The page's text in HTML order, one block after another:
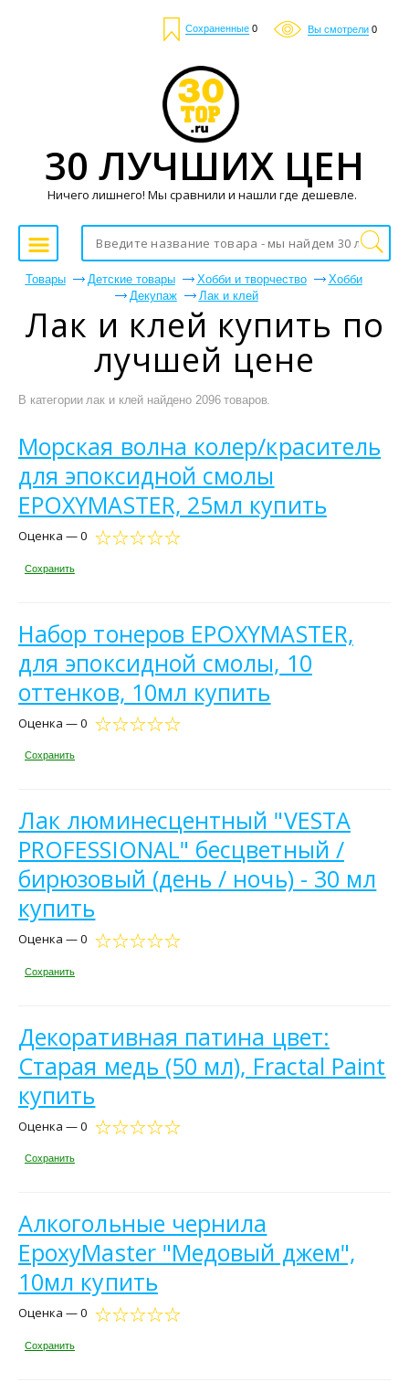
Сохраненные 0 Вы смотрели 0
Товары Детские товары Хобби и творчество
Хобби
Декупаж
Лак и клей
Лак и клей купить по
лучшей цене
В категории лак и клей найдено 2096 товаров.
Морская волна колер/краситель
для эпоксидной смолы
EPOXYMASTER, 25мл купить
Оценка — 0
Сохранить
Набор тонеров EPOXYMASTER,
для эпоксидной смолы, 10
оттенков, 10мл купить
Оценка — 0
Сохранить
Лак люминесцентный "VESTA
PROFESSIONAL" бесцветный /
бирюзовый (день / ночь) - 30 мл
купить
Оценка — 0
Сохранить
Декоративная патина цвет:
Старая медь (50 мл), Fractal Paint
купить
Оценка — 0
Сохранить
Алкогольные чернила
EpoxyMaster "Медовый джем",
10мл купить
Оценка — 0
Сохранить
30 ЛУЧШИХ ЦЕН
Ничего лишнего! Мы сравнили и нашли где дешевле.